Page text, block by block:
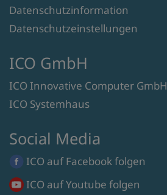
Datenschutzinformation
Datenschutzeinstellungen
ICO GmbH
ICO Innovative Computer GmbH
ICO Systemhaus
Social Media
ICO aufFacebookfolgen
ICO aufYoutube folgen